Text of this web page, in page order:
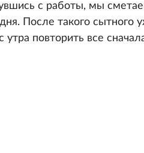
с работы, мы
После такого сытного
утра повторить все